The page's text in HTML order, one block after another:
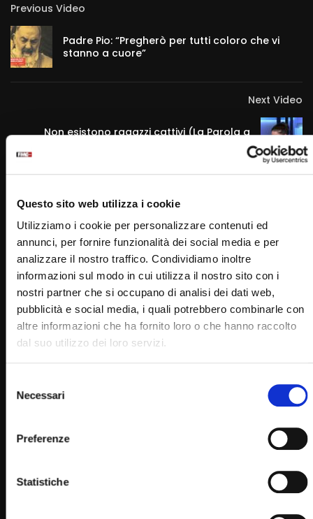
Questo sito web utilizza i cookie
Utilizziamo i cookie per personalizzare contenuti ed
annunci, per fornire funzionalità dei social media e per
analizzare il nostro traffico. Condividiamo inoltre
informazioni sul modo in cui utilizza il nostro sito con i
nostri partner che si occupano di analisi dei dati web,
pubblicità e social media, i quali potrebbero combinarle con
altre informazioni che ha fornito loro o che hanno raccolto
dal suo utilizzo dei loro servizi.
delNecessari
Preferenze
Statistiche
Previous Video
Padre Pio: “Pregherò per tutti coloro che vi
stanno a cuore”
Next Video
Non esistono ragazzi cattivi (La Parola a
Francesco e ai giovani 23 Marzo 2023)
RELATED VIDEOS
29:26